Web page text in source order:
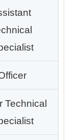
Technical